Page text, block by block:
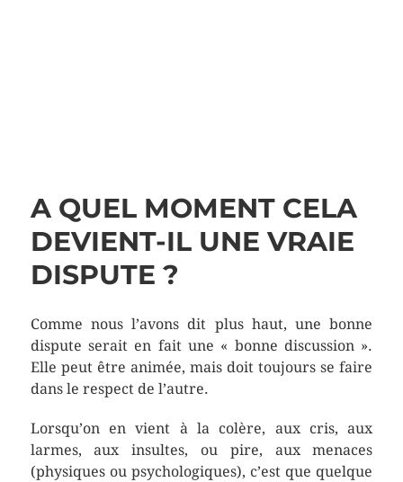
A QUEL MOMENT CELA
DEVIENT-IL UNE VRAIE
DISPUTE ?
Comme nous l’avons dit plus haut, une bonne
dispute serait en fait une « bonne discussion ».
Elle peut être animée, mais doit toujours se faire
dans le respect de l’autre.
Lorsqu’on en vient à la colère, aux cris, aux
larmes, aux insultes, ou pire, aux menaces
(physiques ou psychologiques), c’est que quelque